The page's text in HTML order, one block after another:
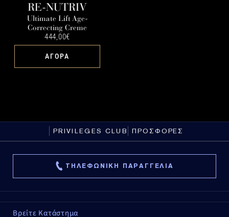
RE-NUTRIV
Ultimate Lift Age-
Correcting Creme
444,00€
ΑΓΟΡΑ
PRIVILEGES CLUB ΠΡΟΣΦΟΡΕΣ
ΤΗΛΕΦΩΝΙΚΗ ΠΑΡΑΓΓΕΛΙΑ
Βρείτε Κατάστημα